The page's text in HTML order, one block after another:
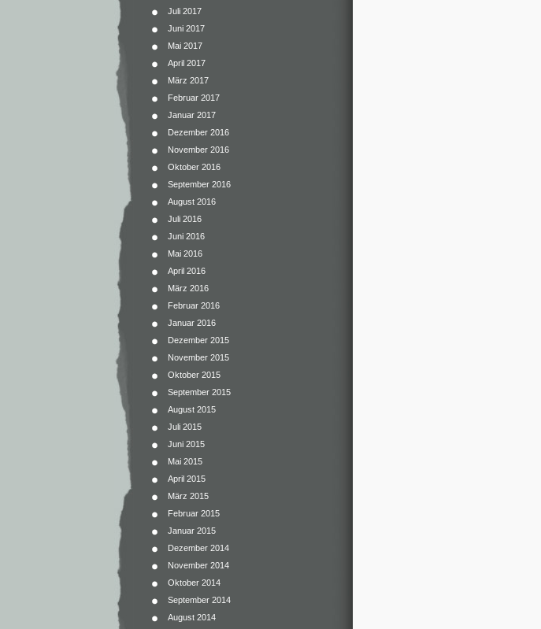
Juli 2017
Juni 2017
Mai 2017
April 2017
März 2017
Februar 2017
Januar 2017
Dezember 2016
November 2016
Oktober 2016
September 2016
August 2016
Juli 2016
Juni 2016
Mai 2016
April 2016
März 2016
Februar 2016
Januar 2016
Dezember 2015
November 2015
Oktober 2015
September 2015
August 2015
Juli 2015
Juni 2015
Mai 2015
April 2015
März 2015
Februar 2015
Januar 2015
Dezember 2014
November 2014
Oktober 2014
September 2014
August 2014